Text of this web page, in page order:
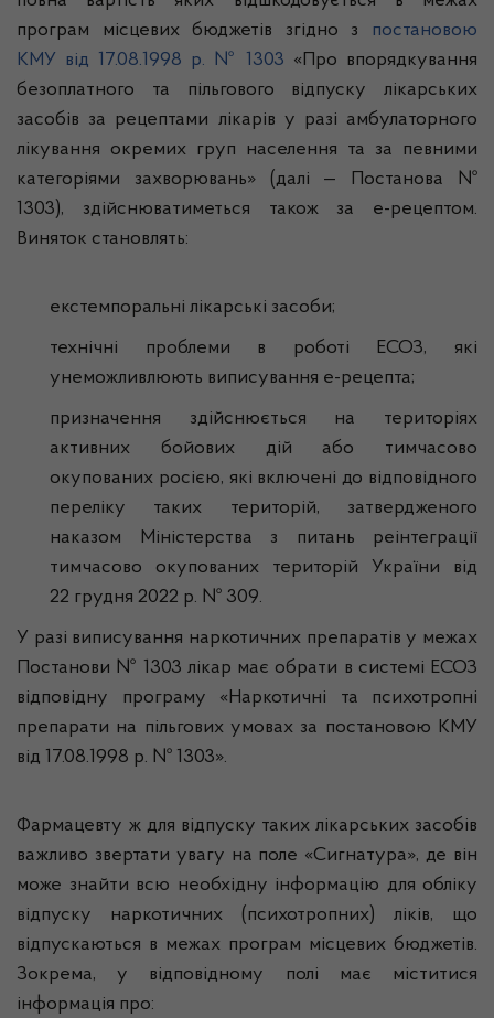
програм місцевих бюджетів згідно з
постановою
КМУ від 17.08.1998 р. № 1303 «Про впорядкування
безоплатного та пільгового відпуску лікарських
засобів за рецептами лікарів у разі амбулаторного
лікування окремих груп населення та за певними
категоріями захворювань» (далі — Постанова №
1303), здійснюватиметься також за е-рецептом.
Виняток становлять:
екстемпоральні лікарські засоби;
технічні проблеми в роботі ЕСОЗ, які
унеможливлюють виписування е-рецепта;
призначення здійснюється на територіях
активних бойових дій або тимчасово
окупованих росією, які включені до відповідного
переліку таких територій, затвердженого
наказом Міністерства з питань реінтеграції
тимчасово окупованих територій України від
22 грудня 2022 р. № 309.
У разі виписування наркотичних препаратів у межах
Постанови № 1303 лікар має обрати в системі ЕСОЗ
відповідну програму «Наркотичні та психотропні
препарати на пільгових умовах за постановою КМУ
від 17.08.1998 р. № 1303».
Фармацевту ж для відпуску таких лікарських засобів
важливо звертати увагу на поле «Сигнатура», де він
може знайти всю необхідну інформацію для обліку
відпуску наркотичних (психотропних) ліків, що
відпускаються в межах програм місцевих бюджетів.
Зокрема, у відповідному полі має міститися
інформація про: